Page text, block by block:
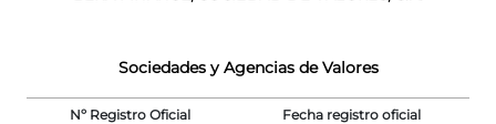
Sociedades y Agencias de Valores
Nº Registro Oficial Fecha registro oficial